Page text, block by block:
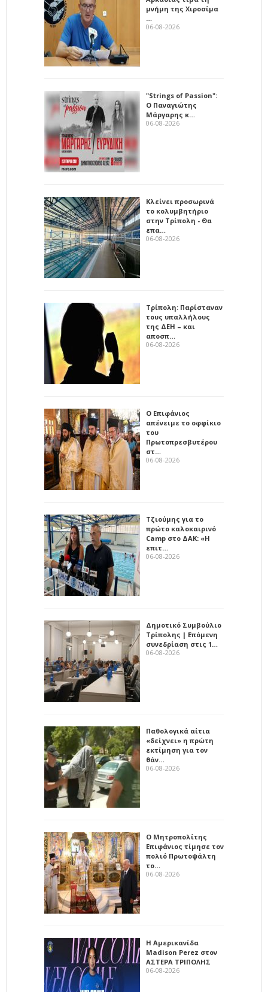
μνήμη της Χιροσίμα
…
06-08-2026
"Strings of Passion":
Ο Παναγιώτης
Μάργαρης κ…
06-08-2026
Κλείνει προσωρινά
το κολυμβητήριο
στην Τρίπολη - Θα
επα…
06-08-2026
Τρίπολη: Παρίσταναν
τους υπαλλήλους
της ΔΕΗ – και
αποσπ…
06-08-2026
Ο Επιφάνιος
απένειμε το οφφίκιο
του
Πρωτοπρεσβυτέρου
στ…
06-08-2026
Τζιούμης για το
πρώτο καλοκαιρινό
Camp στο ΔΑΚ: «Η
επιτ…
06-08-2026
Δημοτικό Συμβούλιο
Τρίπολης | Επόμενη
συνεδρίαση στις 1…
06-08-2026
Παθολογικά αίτια
«δείχνει» η πρώτη
εκτίμηση για τον
θάν…
06-08-2026
Ο Μητροπολίτης
Επιφάνιος τίμησε τον
πολιό Πρωτοψάλτη
το…
06-08-2026
Η Αμερικανίδα
Madison Perez στον
ΑΣΤΕΡΑ ΤΡΙΠΟΛΗΣ
06-08-2026